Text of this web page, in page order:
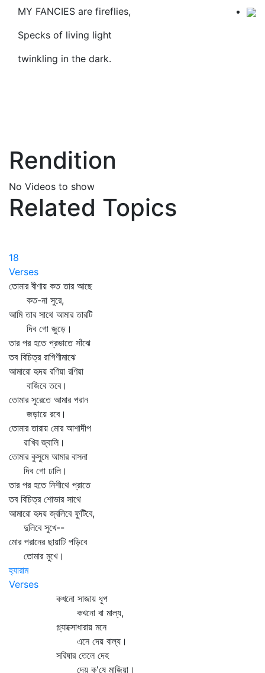
MY FANCIES are fireflies,
Specks of living light
twinkling in the dark.
Rendition
No Videos to show
Related Topics
18
Verses
তোমার বীণায় কত তার আছে
কত-না সুরে,
আমি তার সাথে আমার তারটি
দিব গো জুড়ে।
তার পর হতে প্রভাতে সাঁঝে
তব বিচিত্র রাগিণীমাঝে
আমারো হৃদয় রণিয়া রণিয়া
বাজিবে তবে।
তোমার সুরেতে আমার পরান
জড়ায়ে রবে।
তোমার তারায় মোর আশাদীপ
রাখিব জ্বালি।
তোমার কুসুমে আমার বাসনা
দিব গো ঢালি।
তার পর হতে নিশীথে প্রাতে
তব বিচিত্র শোভার সাথে
আমারো হৃদয় জ্বলিবে ফুটিবে,
দুলিবে সুখে--
মোর পরানের ছায়াটি পড়িবে
তোমার মুখে।
হ্যারাম
Verses
কখনো সাজায় ধূপ
কখনো বা মাল্য,
গ্ল্যাক্সোধারায় মনে
এনে দেয় বাল্য।
সরিষার তেলে দেহ
দেয় ক'ষে মাজিয়া।